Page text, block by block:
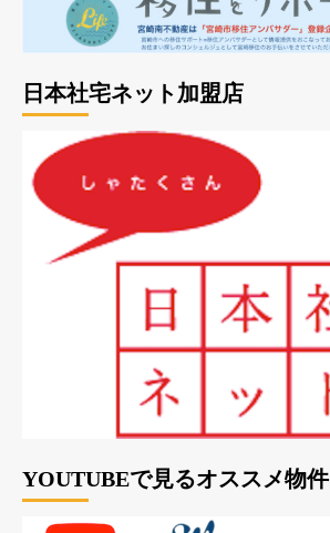
日本社宅ネット加盟店
YOUTUBEで見るオススメ物件